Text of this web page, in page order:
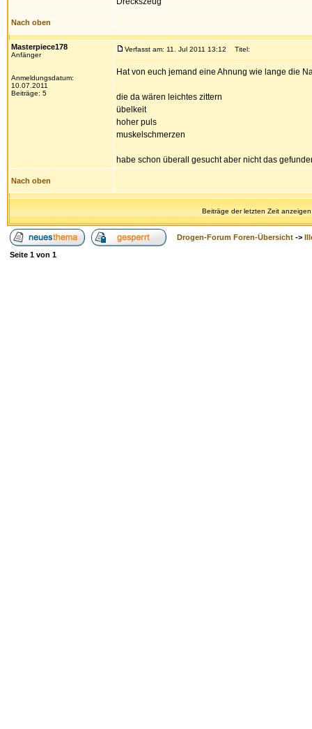
Nach oben
Masterpiece178
Anfänger
Anmeldungsdatum:
10.07.2011
Beiträge: 5
Verfasst am: 11. Jul 2011 13:12 Titel:
Hat von euch jemand eine Ahnung wie lange die
die da wären leichtes zittern
übelkeit
hoher puls
muskelschmerzen
habe schon überall gesucht aber nicht das
Nach oben
Beiträge der letzten Zeit
Drogen-Forum Foren-Übersicht ->
Seite 1 von 1